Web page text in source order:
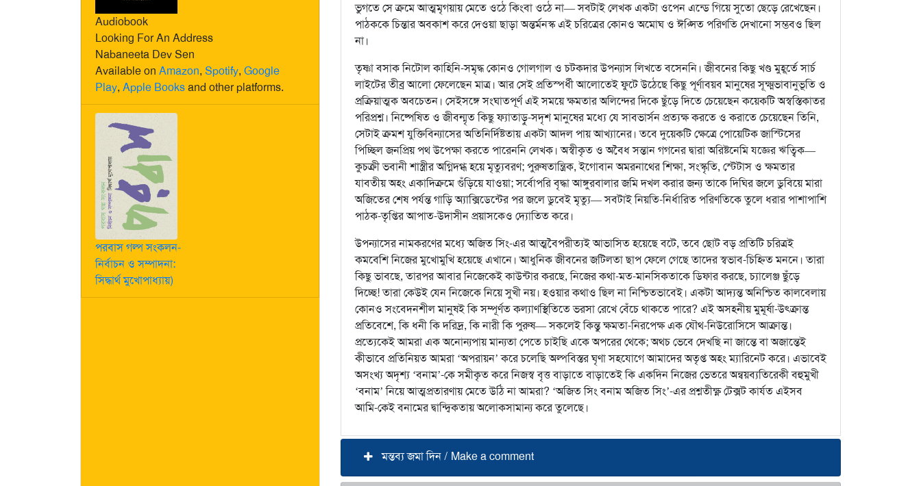
Audiobook
Looking For An Address
Nabaneeta Dev Sen
Available on Amazon, Spotify, Google
Play, Apple Booksand other platforms.
পরবাস গল্প সংকলন-
নির্বাচন ও সম্পাদনা:
সিদ্ধার্থ মুখোপাধ্যায়)
ভুগতে সে ক্রমে আত্মমৃগয়ায় মেতে ওঠে কিংবা ওঠে না— সবটাই লেখক একটা ওপেন এন্ডে গিয়ে সুতো ছেড়ে রেখেছেন।
পাঠককে চিন্তার অবকাশ করে দেওয়া ছাড়া অন্তর্মনস্ক এই চরিত্রের কোনও অমোঘ ও ঈপ্সিত পরিণতি দেখানো সম্ভবও ছিল
না।
তৃষ্ণা বসাক নিটোল কাহিনি-সমৃদ্ধ কোনও গোলগাল ও চটকদার উপন্যাস লিখতে বসেননি। জীবনের কিছু খণ্ড মুহূর্তে সার্চ
লাইটের তীব্র আলো ফেলেছেন মাত্র। আর সেই প্রতিস্পর্ধী আলোতেই ফুটে উঠেছে কিছু পূর্ণাবয়ব মানুষের সূক্ষ্মভাবানুভূতি ও
প্রক্রিয়াত্মক অবচেতন। সেইসঙ্গে সংঘাতপূর্ণ এই সময়ে ক্ষমতার অলিন্দের দিকে ছুঁড়ে দিতে চেয়েছেন কয়েকটি অস্বস্তিকাতর
পরিপ্রশ্ন। নিষ্পেষিত ও জীবন্মৃত কিছু ফ্যাতাড়ু-সদৃশ মানুষের মধ্যে যে সাবভার্সন প্রত্যক্ষ করতে ও করাতে চেয়েছেন তিনি,
সেটাই ক্রমশ যুক্তিবিন্যাসের অতিনির্দিষ্টতায় একটা আদল পায় আখ্যানের। তবে দুয়েকটি ক্ষেত্রে পোয়েটিক জাস্টিসের
পিচ্ছিল জনপ্রিয় পথ উপেক্ষা করতে পারেননি লেখক। অস্বীকৃত ও অবৈধ সন্তান গগনের দ্বারা অরিষ্টনেমি যজ্ঞের ঋত্বিক—
কুচক্রী ভবানী শাস্ত্রীর অগ্নিদগ্ধ হয়ে মৃত্যুবরণ; পুরুষতান্ত্রিক, ইগোবান অমরনাথের শিক্ষা, সংস্কৃতি, স্টেটাস ও ক্ষমতার
যাবতীয় অহং একাদিক্রমে গুঁড়িয়ে যাওয়া; সর্বোপরি বৃদ্ধা আঙ্গুরবালার জমি দখল করার জন্য তাকে দিঘির জলে ডুবিয়ে মারা
অজিতের শেষ পর্যন্ত গাড়ি অ্যাক্সিডেন্টের পর জলে ডুবেই মৃত্যু— সবটাই নিয়তি-নির্ধারিত পরিণতিকে তুলে ধরার পাশাপাশি
পাঠক-তৃপ্তির আপাত-উদাসীন প্রয়াসকেও দ্যোতিত করে।
উপন্যাসের নামকরণের মধ্যে অজিত সিং-এর আত্মবৈপরীত্যই আভাসিত হয়েছে বটে, তবে ছোট বড় প্রতিটি চরিত্রই
কমবেশি নিজের মুখোমুখি হয়েছে এখানে। আধুনিক জীবনের জটিলতা ছাপ ফেলে গেছে তাদের স্বভাব-চিহ্নিত মননে। তারা
কিছু ভাবছে, তারপর আবার নিজেকেই কাউন্টার করছে, নিজের কথা-মত-মানসিকতাকে ডিফার করছে, চ্যালেঞ্জ ছুঁড়ে
দিচ্ছে! তারা কেউই যেন নিজেকে নিয়ে সুখী নয়। হওয়ার কথাও ছিল না নিশ্চিতভাবেই। একটা আদ্যন্ত অনিশ্চিত কালবেলায়
কোনও সংবেদনশীল মানুষই কি সম্পূর্ণত কল্যাণস্থিতিতে ভরসা রেখে বেঁচে থাকতে পারে? এই অসহনীয় মুমূর্ষা-উৎক্রান্ত
প্রতিবেশে, কি ধনী কি দরিদ্র, কি নারী কি পুরুষ— সকলেই কিন্তু ক্ষমতা-নিরপেক্ষ এক যৌথ-নিউরোসিসে আক্রান্ত।
প্রত্যেকেই আমরা এক অনোন্যপায় মান্যতা পেতে চাইছি একে অপরের থেকে; অথচ ভেবে দেখছি না জান্তে বা অজান্তেই
কীভাবে প্রতিনিয়ত আমরা ‘অপরায়ন’ করে চলেছি অল্পবিস্তর ঘৃণা সহযোগে আমাদের অতৃপ্ত অহং ম্যারিনেট করে। এভাবেই
অসংখ্য অদৃশ্য ‘বনাম’-কে সমীকৃত করে নিজস্ব বৃত্ত বাড়াতে বাড়াতেই কি একদিন নিজের ভেতরে অন্বয়ব্যতিরেকী বহুমুখী
‘বনাম’ নিয়ে আত্মপ্রতারণায় মেতে উঠি না আমরা? ‘অজিত সিং বনাম অজিত সিং’-এর প্রশ্নতীক্ষ্ণ টেক্সট কার্যত এইসব
আমি-কেই বনামের দ্বান্দ্বিকতায় অলোকসামান্য করে তুলেছে।
মন্তব্য জমা দিন / Make a comment